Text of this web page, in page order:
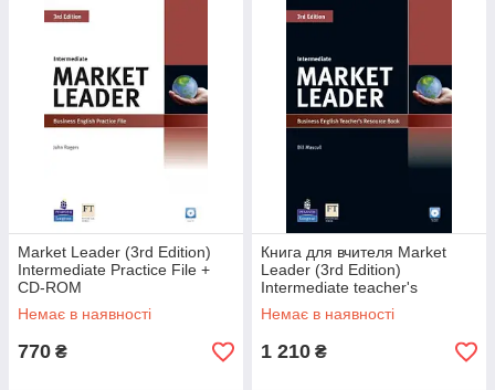
Market Leader (3rd Edition)
Intermediate Practice File +
CD-ROM
Немає в наявності
770 ₴
Книга для вчителя Market
Leader (3rd Edition)
Intermediate teacher's
Resource Book + Test Master
CD-ROM
Немає в наявності
1 210 ₴